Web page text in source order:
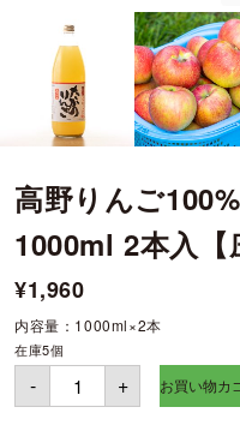
高野りんご
1000ml 2本入【
¥1,960
内容量：1000ml×2本
在庫5個
-
高
ん
+ お買い物カ